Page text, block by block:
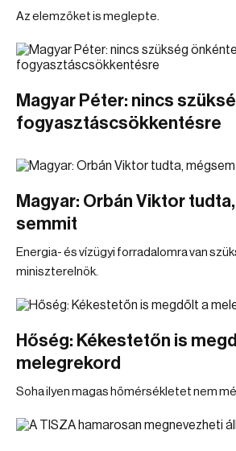
Az elemzőket is meglepte.
Magyar Péter: nincs
fogyasztáscsökkentésre
Magyar: Orbán Viktor
semmit
Energia- és vízügyi forradalomra van
miniszterelnök.
Hőség: Kékestetőn is
melegrekord
Soha ilyen magas hőmérsékletet nem